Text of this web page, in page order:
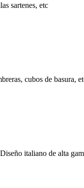
sartenes, etc
cubos de basura,
italiano de alta